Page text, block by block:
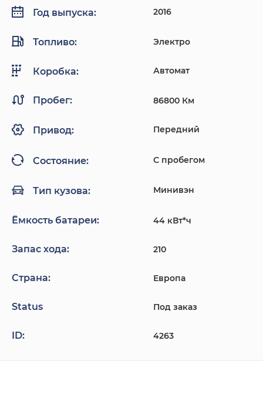
Год выпуска: 2016
Топливо: Электро
Коробка: Автомат
Пробег: 86800 Км
Привод: Передний
Состояние: С пробегом
Тип кузова: Минивэн
Ёмкость батареи: 44 кВт*ч
Запас хода: 210
Страна: Европа
Status Под заказ
ID: 4263